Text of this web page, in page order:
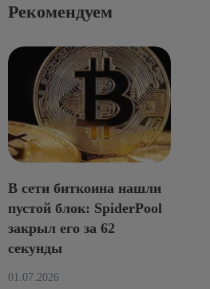
Рекомендуем
В сети биткоина нашли
пустой блок: SpiderPool
закрыл его за 62
секунды
01.07.2026